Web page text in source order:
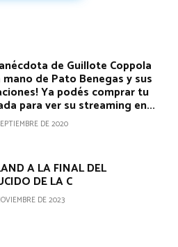
de Guillote Coppola
mano de Pato Benegas y sus
Ya podés comprar tu
para ver su streaming en...
DE 2020
A LA FINAL DEL
DE LA C
DE 2023